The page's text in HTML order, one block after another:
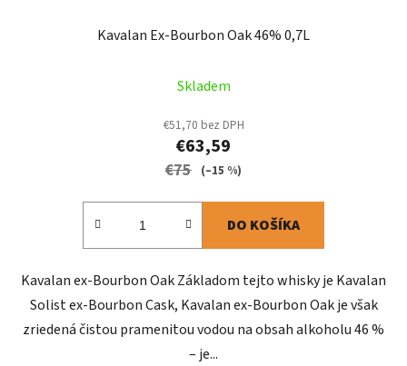
Kavalan Ex-Bourbon Oak 46% 0,7L
Skladem
€51,70 bez DPH
€63,59
€75 (–15 %)
DO KOŠÍKA
Kavalan ex-Bourbon Oak Základom tejto whisky je Kavalan
Solist ex-Bourbon Cask, Kavalan ex-Bourbon Oak je však
zriedená čistou pramenitou vodou na obsah alkoholu 46 %
– je...